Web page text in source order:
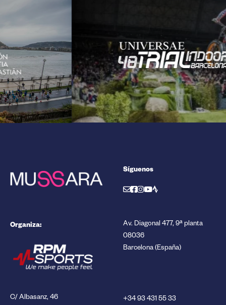
Síguenos
Organiza:
Av. Diagonal 477, 9ª planta
08036
Barcelona (España)
C/ Albasanz, 46
+34 93 431 55 33